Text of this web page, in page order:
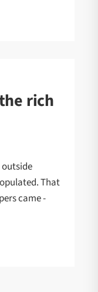
rich
outside
That
came -